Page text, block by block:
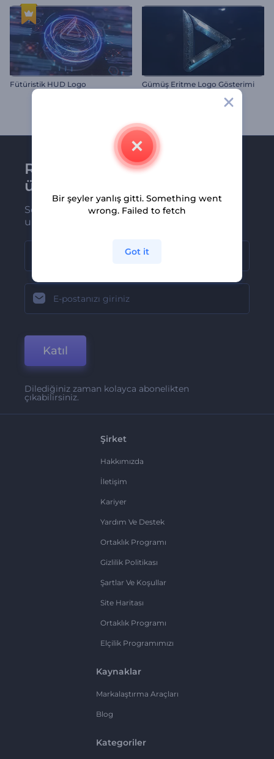
Fütüristik HUD Logo Gümüş Eritme Logo Gösterimi
Renderforest bültenine
üye olun
Son haber ve tekliflerimiz ilk olarak size
ulaşsın
Katıl
Dilediğiniz zaman kolayca abonelikten
çıkabilirsiniz.
Şirket
Hakkımızda
İletişim
Kariyer
Yardım Ve Destek
Ortaklık Programı
Gizlilik Politikası
Şartlar Ve Koşullar
Site Haritası
Ortaklık Programı
Elçilik Programımızı
Kaynaklar
Markalaştırma Araçları
Blog
Kategoriler
Bir şeyler yanlış gitti. Something went
wrong. Failed to fetch
Got it